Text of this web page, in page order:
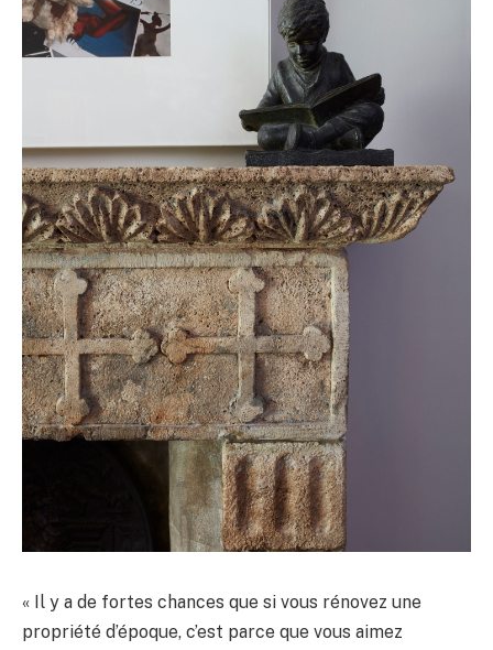
« Il y a de fortes chances que si vous rénovez une
propriété d’époque, c’est parce que vous aimez